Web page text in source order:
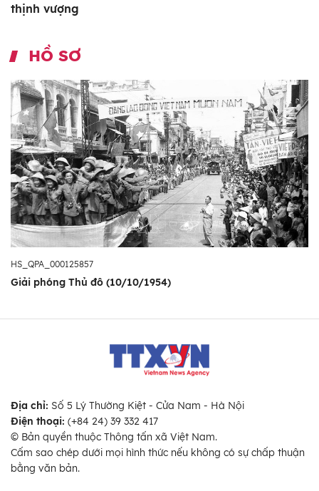
thịnh vượng
HỒ SƠ
HS_QPA_000125857
Giải phóng Thủ đô (10/10/1954)
Địa chỉ: Số 5 Lý Thường Kiệt - Cửa Nam - Hà Nội
Điện thoại: (+84 24) 39 332 417
© Bản quyền thuộc Thông tấn xã Việt Nam.
Cấm sao chép dưới mọi hình thức nếu không có sự chấp thuận
bằng văn bản.